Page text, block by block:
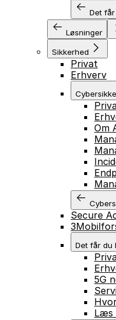
Det
Løsninger
Sikkerhed
Privat
Erhverv
Om
Secure
Det får du
5G
Læs